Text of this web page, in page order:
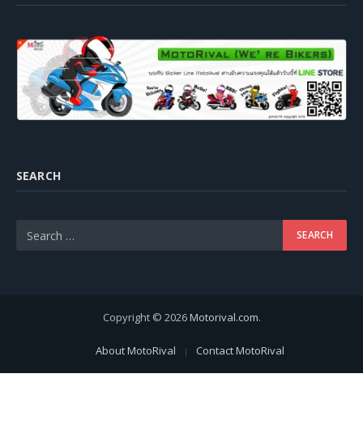
SEARCH
Copyright © 2026Motorival.com.
About MotoRival Contact MotoRival